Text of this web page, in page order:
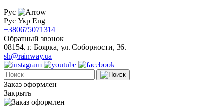
Рус
Рус Укр Eng
+380675071314
Обратный звонок
08154, г. Боярка, ул. Соборности, 36.
sh@rainway.ua
Заказ оформлен
Закрыть